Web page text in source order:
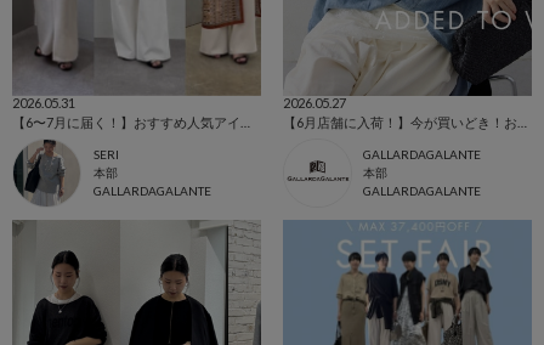
2026.05.31
SERI
本部
GALLARDAGALANTE
2026.05.27
GALLARDAGALANTE
本部
GALLARDAGALANTE